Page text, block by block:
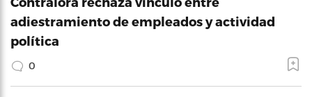
adiestramiento de empleados y actividad
política
0